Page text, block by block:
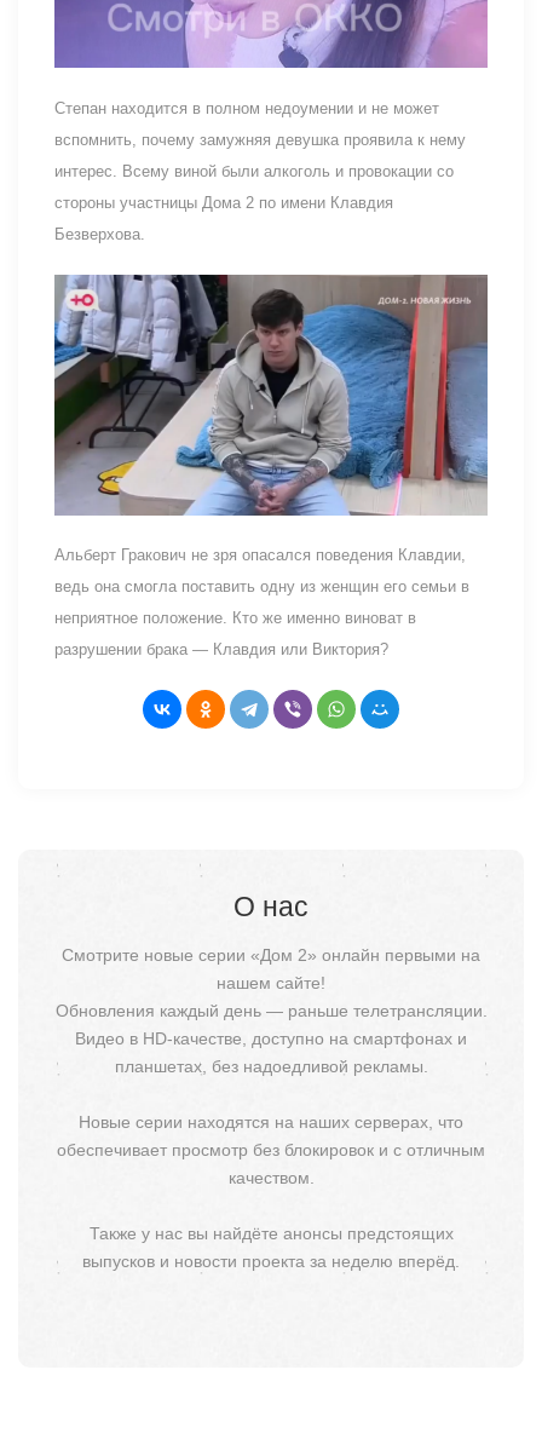
Степан находится в полном недоумении и не может
вспомнить, почему замужняя девушка проявила к нему
интерес. Всему виной были алкоголь и провокации со
стороны участницы Дома 2 по имени Клавдия
Безверхова.
Альберт Гракович не зря опасался поведения Клавдии,
ведь она смогла поставить одну из женщин его семьи в
неприятное положение. Кто же именно виноват в
разрушении брака — Клавдия или Виктория?
О нас
Смотрите новые серии «Дом 2» онлайн первыми на
нашем сайте!
Обновления каждый день — раньше телетрансляции.
Видео в HD-качестве, доступно на смартфонах и
планшетах, без надоедливой рекламы.
Новые серии находятся на наших серверах, что
обеспечивает просмотр без блокировок и с отличным
качеством.
Также у нас вы найдёте анонсы предстоящих
выпусков и новости проекта за неделю вперёд.